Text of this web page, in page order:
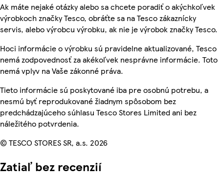
Ak máte nejaké otázky alebo sa chcete poradiť o akýchkoľvek
výrobkoch značky Tesco, obráťte sa na Tesco zákaznícky
servis, alebo výrobcu výrobku, ak nie je výrobok značky Tesco.
Hoci informácie o výrobku sú pravidelne aktualizované, Tesco
nemá zodpovednosť za akékoľvek nesprávne informácie. Toto
nemá vplyv na Vaše zákonné práva.
Tieto informácie sú poskytované iba pre osobnú potrebu, a
nesmú byť reprodukované žiadnym spôsobom bez
predchádzajúceho súhlasu Tesco Stores Limited ani bez
náležitého potvrdenia.
© TESCO STORES SR, a.s. 2026
Zatiaľ bez recenzií